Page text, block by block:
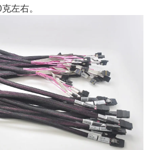
左右。